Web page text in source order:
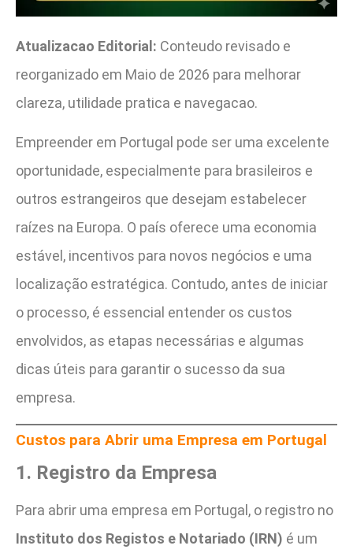
Atualizacao Editorial: Conteudo revisado e
reorganizado em Maio de 2026 para melhorar
clareza, utilidade pratica e navegacao.
Empreender em Portugal pode ser uma excelente
oportunidade, especialmente para brasileiros e
outros estrangeiros que desejam estabelecer
raízes na Europa. O país oferece uma economia
estável, incentivos para novos negócios e uma
localização estratégica. Contudo, antes de iniciar
o processo, é essencial entender os custos
envolvidos, as etapas necessárias e algumas
dicas úteis para garantir o sucesso da sua
empresa.
Custos para Abrir uma Empresa em Portugal
1. Registro da Empresa
Para abrir uma empresa em Portugal, o registro no
Instituto dos Registos e Notariado (IRN) é um